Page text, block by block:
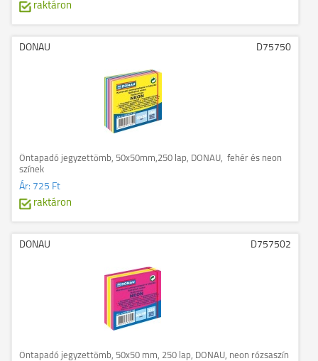
raktáron
DONAU D75750
Öntapadó jegyzettömb, 50x50mm,250 lap, DONAU, fehér és neon
színek
Ár: 725 Ft
raktáron
DONAU D757502
Öntapadó jegyzettömb, 50x50 mm, 250 lap, DONAU, neon rózsaszín